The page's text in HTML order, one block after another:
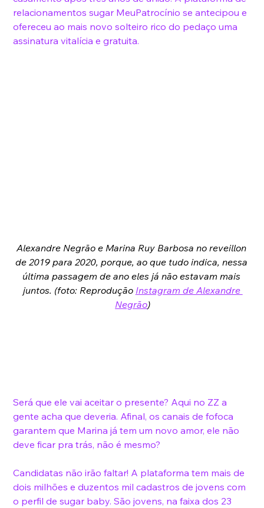
relacionamentos sugar MeuPatrocínio se antecipou e
ofereceu ao mais novo solteiro rico do pedaço uma
assinatura vitalícia e gratuita.
Alexandre Negrão e Marina Ruy Barbosa no reveillon
de 2019 para 2020, porque, ao que tudo indica, nessa
última passagem de ano eles já não estavam mais
juntos. (foto: Reprodução Instagram de Alexandre
Negrão)
Será que ele vai aceitar o presente? Aqui no ZZ a
gente acha que deveria. Afinal, os canais de fofoca
garantem que Marina já tem um novo amor, ele não
deve ficar pra trás, não é mesmo?
Candidatas não irão faltar! A plataforma tem mais de
dois milhões e duzentos mil cadastros de jovens com
o perfil de sugar baby. São jovens, na faixa dos 23